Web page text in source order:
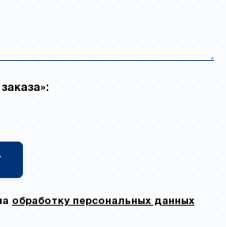
обработку персональных данных